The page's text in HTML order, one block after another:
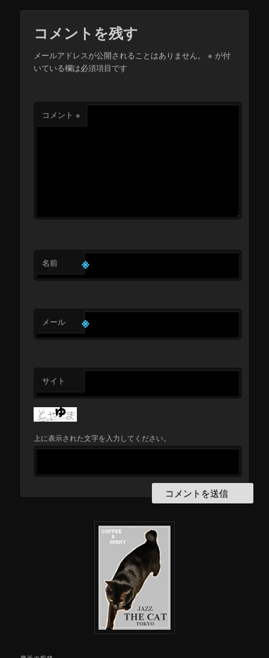
コメントを残す
メールアドレスが公開されることはありません。 ※ が付
いている欄は必須項目です
コメント※
名前 ※
メール ※
サイト
上に表示された文字を入力してください。